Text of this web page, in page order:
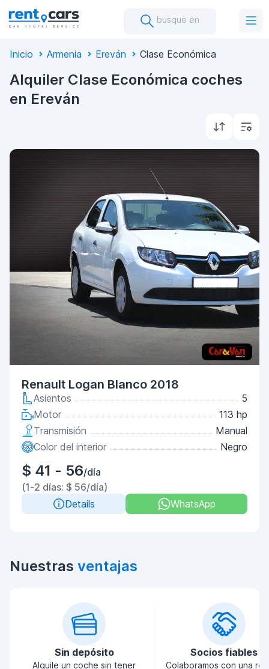
busque en
Inicio Armenia Ereván Clase Económica
Alquiler Clase Económica coches
en Ereván
Renault Logan Blanco 2018
Asientos
5
Motor
113 hp
Transmisión
Manual
Color del interior
Negro
$ 41 - 56/día
(1-2 días: $ 56/día)
Details
WhatsApp
Nuestras ventajas
Sin depósito
Alquile un coche sin tener
Socios fiables
Colaboramos con una